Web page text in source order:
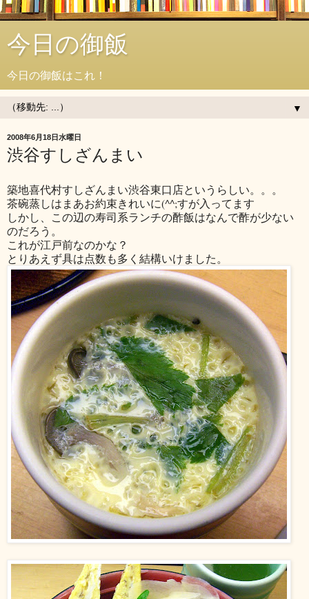
今日の御飯
今日の御飯はこれ！
▼
2008年6月18日水曜日
渋谷すしざんまい
築地喜代村すしざんまい渋谷東口店というらしい。。。
茶碗蒸しはまあお約束きれいに(^^;すが入ってます
しかし、この辺の寿司系ランチの酢飯はなんで酢が少ない
のだろう。
これが江戸前なのかな？
とりあえず具は点数も多く結構いけました。